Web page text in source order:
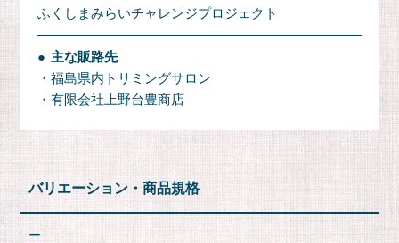
ふくしまみらいチャレンジプロジェクト
主な販路先
・福島県内トリミングサロン
・有限会社上野台豊商店
バリエーション 商品規格
ー